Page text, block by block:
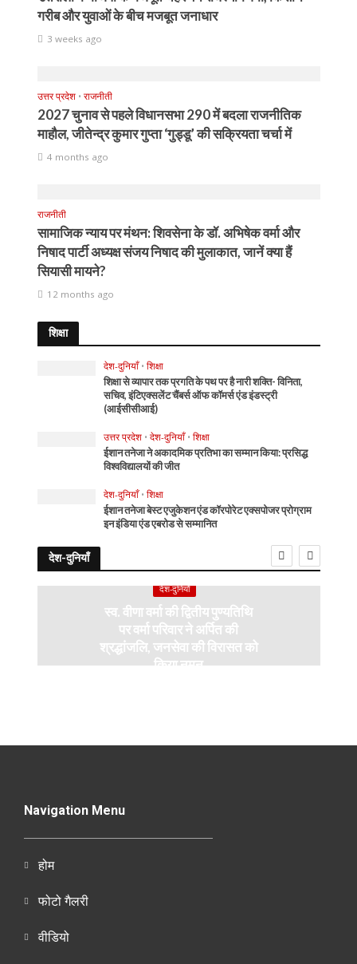
गरीब और युवाओं के बीच मजबूत जनाधार
3 weeks ago
उत्तर प्रदेश • राजनीती
2027 चुनाव से पहले विधानसभा 290 में बदला राजनीतिक
माहौल, जीतेन्द्र कुमार गुप्ता ‘गुड्डू’ की सक्रियता चर्चा में
4 months ago
राजनीती
सामाजिक न्याय पर मंथन: शिवसेना के डॉ. अभिषेक वर्मा और
निषाद पार्टी अध्यक्ष संजय निषाद की मुलाकात, जानें क्या हैं
सियासी मायने?
12 months ago
शिक्षा
देश-दुनियाँ • शिक्षा
शिक्षा से व्यापार तक प्रगति के पथ पर है नारी शक्ति- विनिता,
सचिव, इंटिएक्सलेंट चैंबर्स ऑफ कॉमर्स एंड इंडस्ट्री
(आईसीसीआई)
उत्तर प्रदेश • देश-दुनियाँ • शिक्षा
ईशान तनेजा ने अकादमिक प्रतिभा का सम्मान किया: प्रसिद्ध
विश्वविद्यालयों की जीत
देश-दुनियाँ • शिक्षा
ईशान तनेजा बेस्ट एजुकेशन एंड कॉरपोरेट एक्सपोजर प्रोग्राम
इन इंडिया एंड एबरोड से सम्मानित
देश-दुनियाँ
देश-दुनियाँ
स्व. वीणा वर्मा की द्वितीय पुण्यतिथि
पर वर्मा परिवार ने अर्पित की
श्रद्धांजलि, जनसेवा की विरासत को
किया नमन
Navigation Menu
होम
फोटो गैलरी
वीडियो